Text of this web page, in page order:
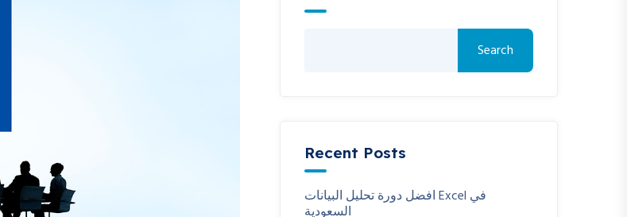
Search
Recent Posts
افضل دورة تحليل البيانات Excel في
السعودية